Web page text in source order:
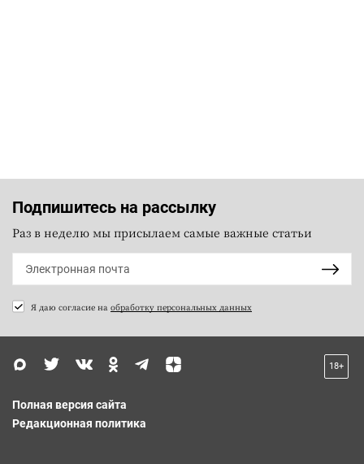
Подпишитесь на рассылку
Раз в неделю мы присылаем самые важные статьи
Я даю согласие на обработку персональных данных
18+
Полная версия сайта
Редакционная политика